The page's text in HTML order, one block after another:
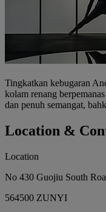
Tingkatkan kebugaran
kolam renang
dan penuh semangat,
Location &
Location
No 430 Guojiu South
564500 ZUNYI